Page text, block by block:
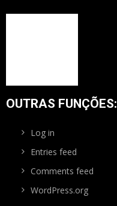
OUTRAS FUNÇÕES:
Log in
Entries feed
Comments feed
WordPress.org